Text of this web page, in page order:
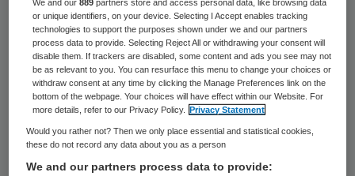
Digitale Zorgpaden verder uit te werken.
Doel van de IZA-aanvraag van het ETZ is
om de al lopende samenwerking op het
gebied van digitalisering van zorg te
continueren, uit te breiden en te versnellen.
Minder meters en minder bedden
We and our889 partners store and access personal data, like browsing data
or unique identifiers, on your device. Selecting I Accept enables tracking
technologies to support the purposes shown under we and our partners
process data to provide. Selecting Reject All or withdrawing your consent will
disable them. If trackers are disabled, some content and ads you see may not
be as relevant to you. You can resurface this menu to change your choices or
withdraw consent at any time by clicking the Manage Preferences link on the
bottom of the webpage. Your choices will have effect within our Website. For
more details, refer to our Privacy Policy.
Privacy Statement
Would you rather not? Then we only place essential and statistical cookies,
these do not record any data about you as a person
We and our partners process data to provide: